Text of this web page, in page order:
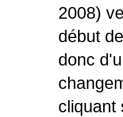
2008)
début
donc
cliquant